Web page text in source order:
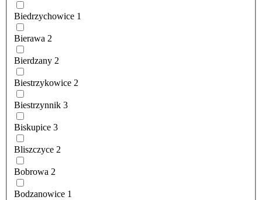
Biedrzychowice 1
Bierawa 2
Bierdzany 2
Biestrzykowice 2
Biestrzynnik 3
Biskupice 3
Bliszczyce 2
Bobrowa 2
Bodzanowice 1